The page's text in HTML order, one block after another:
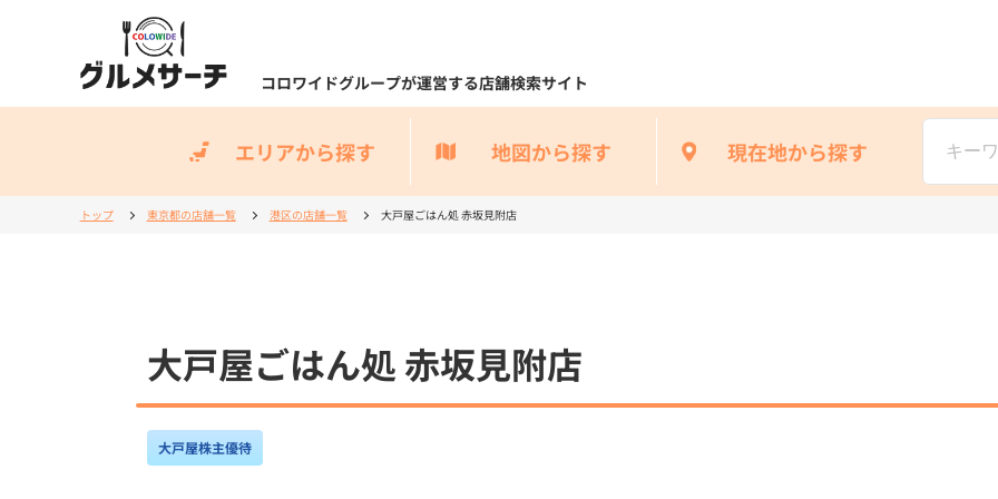
コロワイドグループが運営する店舗検索サイト
エリアから探す 地図から探す 現在地から探す
トップ 東京都の店舗一覧 港区の店舗一覧 大戸屋ごはん処 赤坂見附店
大戸屋ごはん処 赤坂見附店
大戸屋株主優待